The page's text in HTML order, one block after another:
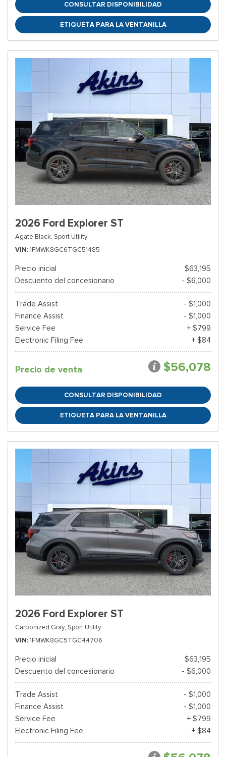
CONSULTAR DISPONIBILIDAD
ETIQUETA PARA LA VENTANILLA
2026 Ford Explorer ST
Agate Black, Sport Utility
VIN 1FMWK8GC6TGC51485
Precio inicial
$63,195
Descuento del concesionario
- $6,000
Trade Assist
- $1,000
Finance Assist
- $1,000
Service Fee
+ $799
Electronic Filing Fee
+ $84
Precio de venta $56,078
CONSULTAR DISPONIBILIDAD
ETIQUETA PARA LA VENTANILLA
2026 Ford Explorer ST
Carbonized Gray, Sport Utility
VIN 1FMWK8GC5TGC44706
Precio inicial
$63,195
Descuento del concesionario
- $6,000
Trade Assist
- $1,000
Finance Assist
- $1,000
Service Fee
+ $799
Electronic Filing Fee
+ $84